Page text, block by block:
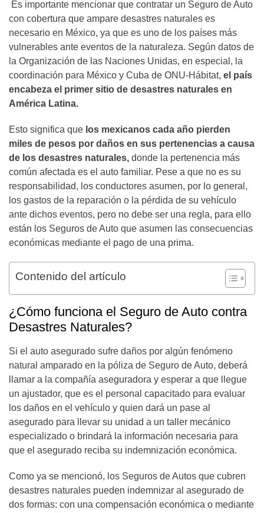
Es importante mencionar que contratar un Seguro de Auto
con cobertura que ampare desastres naturales es
necesario en México, ya que es uno de los países más
vulnerables ante eventos de la naturaleza. Según datos de
la Organización de las Naciones Unidas, en especial, la
coordinación para México y Cuba de ONU-Hábitat, el país
encabeza el primer sitio de desastres naturales en
América Latina.
Esto significa que los mexicanos cada año pierden
miles de pesos por daños en sus pertenencias a causa
de los desastres naturales, donde la pertenencia más
común afectada es el auto familiar. Pese a que no es su
responsabilidad, los conductores asumen, por lo general,
los gastos de la reparación o la pérdida de su vehículo
ante dichos eventos, pero no debe ser una regla, para ello
están los Seguros de Auto que asumen las consecuencias
económicas mediante el pago de una prima.
Contenido del artículo
¿Cómo funciona el Seguro de Auto contra
Desastres Naturales?
Si el auto asegurado sufre daños por algún fenómeno
natural amparado en la póliza de Seguro de Auto, deberá
llamar a la compañía aseguradora y esperar a que llegue
un ajustador, que es el personal capacitado para evaluar
los daños en el vehículo y quien dará un pase al
asegurado para llevar su unidad a un taller mecánico
especializado o brindará la información necesaria para
que el asegurado reciba su indemnización económica.
Como ya se mencionó, los Seguros de Autos que cubren
desastres naturales pueden indemnizar al asegurado de
dos formas: con una compensación económica o mediante